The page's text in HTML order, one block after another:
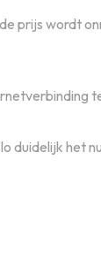
prijs wordt
duidelijk het